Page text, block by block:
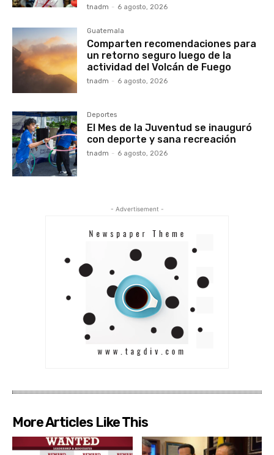
tnadm - 6 agosto, 2026
Guatemala
Comparten recomendaciones para
un retorno seguro luego de la
actividad del Volcán de Fuego
tnadm - 6 agosto, 2026
Deportes
El Mes de la Juventud se inauguró
con deporte y sana recreación
tnadm - 6 agosto, 2026
- Advertisement -
More Articles Like This